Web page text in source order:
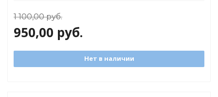
1 100,00руб.
950,00 руб.
Нет в наличии